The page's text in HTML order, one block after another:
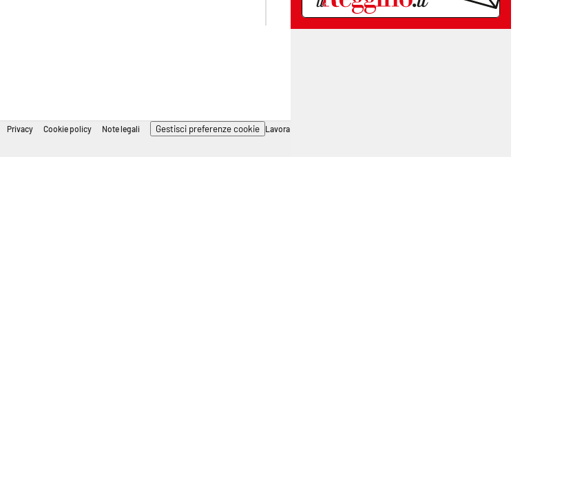
catanzarochannel.it
Privacy Cookie policy Note legali Gestisci preferenze cookie Lavora con noi